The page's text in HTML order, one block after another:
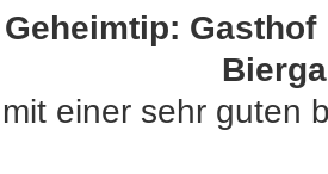
Geheimtip:
mit einer sehr guten